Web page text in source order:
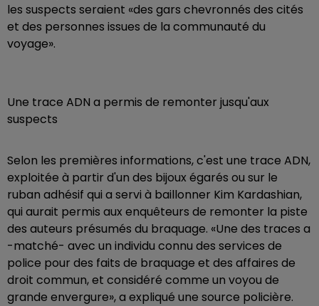
les suspects seraient «des gars chevronnés des cités
et des personnes issues de la communauté du
voyage».
Une trace ADN a permis de remonter jusqu'aux
suspects
Selon les premières informations, c'est une trace ADN,
exploitée à partir d'un des bijoux égarés ou sur le
ruban adhésif qui a servi à baillonner Kim Kardashian,
qui aurait permis aux enquêteurs de remonter la piste
des auteurs présumés du braquage. «Une des traces a
-matché- avec un individu connu des services de
police pour des faits de braquage et des affaires de
droit commun, et considéré comme un voyou de
grande envergure», a expliqué une source policière.